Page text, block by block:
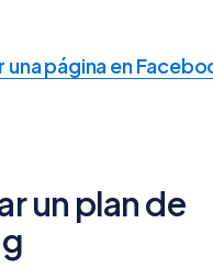
una página en
un plan de